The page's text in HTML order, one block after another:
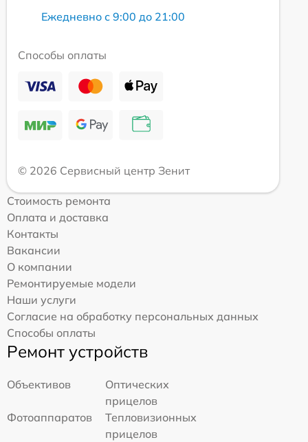
Ежедневно с 9:00 до 21:00
Способы оплаты
© 2026 Сервисный центр Зенит
Стоимость ремонта
Оплата и доставка
Контакты
Вакансии
О компании
Ремонтируемые модели
Наши услуги
Согласие на обработку персональных данных
Способы оплаты
Ремонт устройств
Объективов
Оптических
прицелов
Фотоаппаратов
Тепловизионных
прицелов